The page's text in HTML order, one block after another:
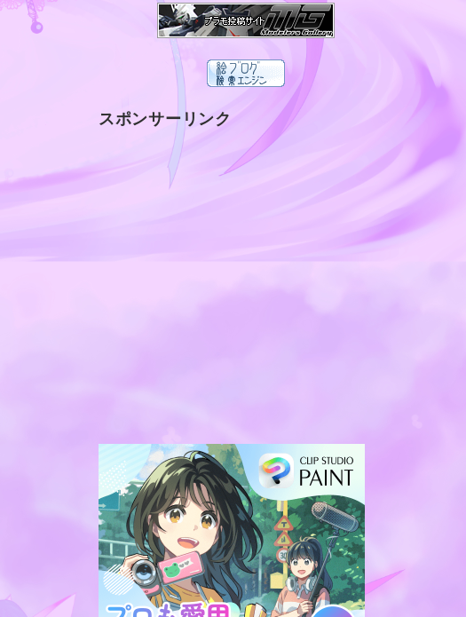
スポンサーリンク